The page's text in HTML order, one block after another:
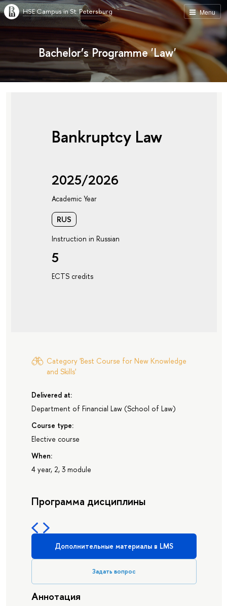
Menu
HSE Campus in St. Petersburg
Bachelor’s Programme 'Law'
Bankruptcy Law
2025/2026
Academic Year
RUS
Instruction in Russian
5
ECTS credits
Category 'Best Course for New Knowledge
and Skills'
Delivered at:
Department of Financial Law(School of Law)
Course type:
Elective course
When:
4 year, 2, 3 module
Программа дисциплины
Дополнительные материалы в LMS
Задать вопрос
Аннотация